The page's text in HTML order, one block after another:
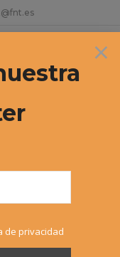
×
de privacidad